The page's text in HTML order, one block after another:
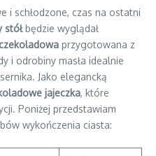
i schłodzone, czas na ostatni
stółbędzie wyglądał
przygotowana z
i odrobiny masła idealnie
Jako elegancką
jajeczka, które
Poniżej przedstawiam
wykończenia ciasta: